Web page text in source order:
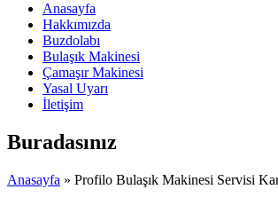
Anasayfa
Hakkımızda
Buzdolabı
Bulaşık Makinesi
Çamaşır Makinesi
Yasal Uyarı
İletişim
Buradasınız
Anasayfa » Profilo Bulaşık Makinesi Servisi